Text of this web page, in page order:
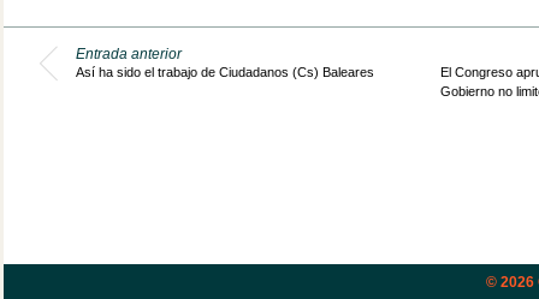
Entrada anterior
Así ha sido el trabajo de Ciudadanos (Cs) Baleares
El Congreso
Gobierno no
© 2026